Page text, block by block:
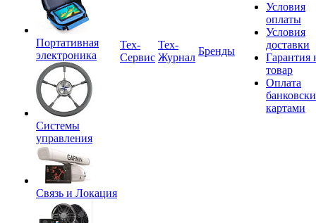
Портативная
электроника
Системы
управления
Связь и Локация
Tex-
Сервис
Тех-
Журнал
Бренды
Условия
оплаты
Условия
доставки
Гарантия
товар
Оплата
картами